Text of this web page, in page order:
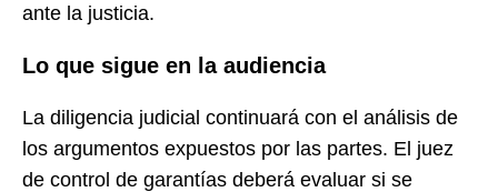
ante la justicia.
Lo que sigue en la audiencia
La diligencia judicial continuará con el análisis de
los argumentos expuestos por las partes. El juez
de control de garantías deberá evaluar si se